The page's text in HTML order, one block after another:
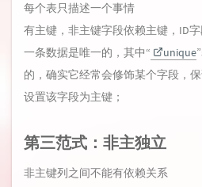
每个表只描述一个事情
有主键，非主键字段依赖主键，ID
一条数据是唯一的，其中“
unique
的，确实它经常会修饰某个字段，
设置该字段为主键；
第三范式：非主独立
非主键列之间不能有依赖关系